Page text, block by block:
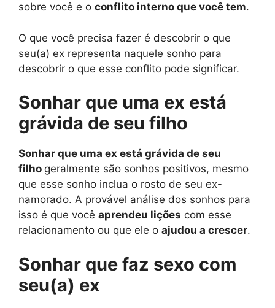
sobre você e o conflito interno que você tem.
O que você precisa fazer é descobrir o que
seu(a) ex representa naquele sonho para
descobrir o que esse conflito pode significar.
Sonhar que uma ex está
grávida de seu filho
Sonhar que uma ex está grávida de seu
filho geralmente são sonhos positivos, mesmo
que esse sonho inclua o rosto de seu ex-
namorado. A provável análise dos sonhos para
isso é que você aprendeu lições com esse
relacionamento ou que ele o ajudou a crescer.
Sonhar que faz sexo com
seu(a) ex